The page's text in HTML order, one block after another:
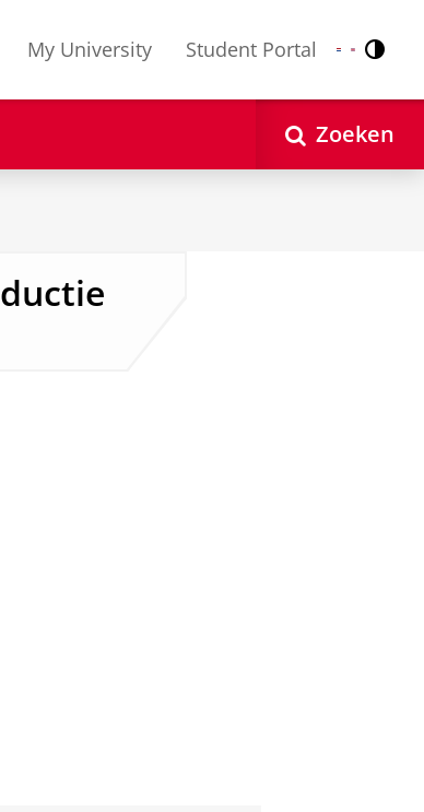
My University Student Portal Nederlands
English
Zoeken